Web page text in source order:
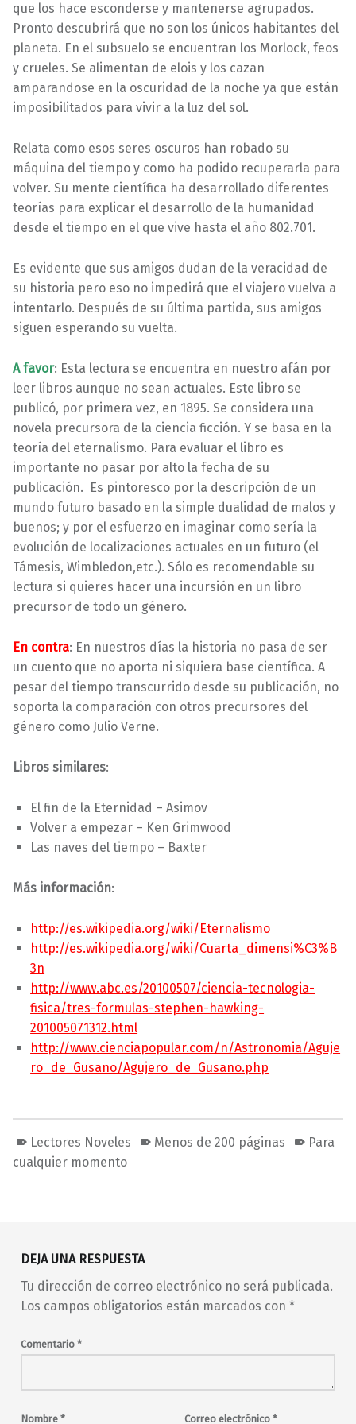
que los hace esconderse y mantenerse agrupados.
Pronto descubrirá que no son los únicos habitantes del
planeta. En el subsuelo se encuentran los Morlock, feos
y crueles. Se alimentan de elois y los cazan
amparandose en la oscuridad de la noche ya que están
imposibilitados para vivir a la luz del sol.
Relata como esos seres oscuros han robado su
máquina del tiempo y como ha podido recuperarla para
volver. Su mente científica ha desarrollado diferentes
teorías para explicar el desarrollo de la humanidad
desde el tiempo en el que vive hasta el año 802.701.
Es evidente que sus amigos dudan de la veracidad de
su historia pero eso no impedirá que el viajero vuelva a
intentarlo. Después de su última partida, sus amigos
siguen esperando su vuelta.
A favor: Esta lectura se encuentra en nuestro afán por
leer libros aunque no sean actuales. Este libro se
publicó, por primera vez, en 1895. Se considera una
novela precursora de la ciencia ficción. Y se basa en la
teoría del eternalismo. Para evaluar el libro es
importante no pasar por alto la fecha de su
publicación. Es pintoresco por la descripción de un
mundo futuro basado en la simple dualidad de malos y
buenos; y por el esfuerzo en imaginar como sería la
evolución de localizaciones actuales en un futuro (el
Támesis, Wimbledon,etc.). Sólo es recomendable su
lectura si quieres hacer una incursión en un libro
precursor de todo un género.
En contra: En nuestros días la historia no pasa de ser
un cuento que no aporta ni siquiera base científica. A
pesar del tiempo transcurrido desde su publicación, no
soporta la comparación con otros precursores del
género como Julio Verne.
Libros similares:
El fin de la Eternidad – Asimov
Volver a empezar – Ken Grimwood
Las naves del tiempo – Baxter
Más información:
http://es.wikipedia.org/wiki/Eternalismo
http://es.wikipedia.org/wiki/Cuarta_dimensi%C3%B
3n
http://www.abc.es/20100507/ciencia-tecnologia-
fisica/tres-formulas-stephen-hawking-
201005071312.html
http://www.cienciapopular.com/n/Astronomia/Aguje
ro_de_Gusano/Agujero_de_Gusano.php
Lectores Noveles Menos de 200 páginas
Para
cualquier momento
DEJA UNA RESPUESTA
Tu dirección de correo electrónico no será publicada.
Los campos obligatorios están marcados con *
Comentario *
Nombre * Correo electrónico *